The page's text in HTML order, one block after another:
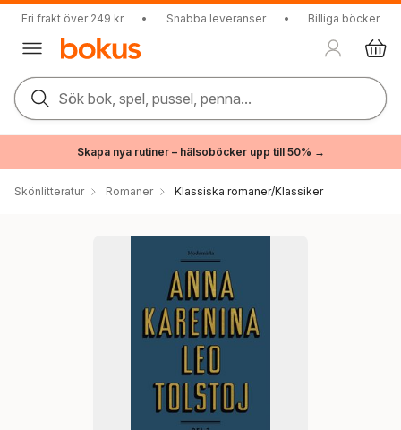
Fri frakt över 249 kr • Snabba leveranser • Billiga böcker
Sök bok, spel, pussel, penna...
Skapa nya rutiner – hälsoböcker upp till 50% →
Skönlitteratur Romaner Klassiska romaner/Klassiker